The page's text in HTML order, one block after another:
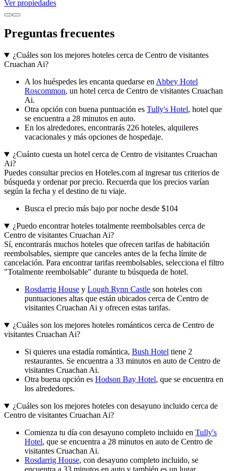
Ver propiedades
Preguntas frecuentes
¿Cuáles son los mejores hoteles cerca de Centro de visitantes
Cruachan Ai?
A los huéspedes les encanta quedarse en Abbey Hotel
Roscommon, un hotel cerca de Centro de visitantes Cruachan
Ai.
Otra opción con buena puntuación es Tully's Hotel, hotel que
se encuentra a 28 minutos en auto.
En los alrededores, encontrarás 226 hoteles, alquileres
vacacionales y más opciones de hospedaje.
¿Cuánto cuesta un hotel cerca de Centro de visitantes Cruachan
Ai?
Puedes consultar precios en Hoteles.com al ingresar tus criterios de
búsqueda y ordenar por precio. Recuerda que los precios varían
según la fecha y el destino de tu viaje.
Busca el precio más bajo por noche desde $104
¿Puedo encontrar hoteles totalmente reembolsables cerca de
Centro de visitantes Cruachan Ai?
Sí, encontrarás muchos hoteles que ofrecen tarifas de habitación
reembolsables, siempre que canceles antes de la fecha límite de
cancelación. Para encontrar tarifas reembolsables, selecciona el filtro
"Totalmente reembolsable" durante tu búsqueda de hotel.
Rosdarrig House y Lough Rynn Castle son hoteles con
puntuaciones altas que están ubicados cerca de Centro de
visitantes Cruachan Ai y ofrecen estas tarifas.
¿Cuáles son los mejores hoteles románticos cerca de Centro de
visitantes Cruachan Ai?
Si quieres una estadía romántica, Bush Hotel tiene 2
restaurantes. Se encuentra a 33 minutos en auto de Centro de
visitantes Cruachan Ai.
Otra buena opción es Hodson Bay Hotel, que se encuentra en
los alrededores.
¿Cuáles son los mejores hoteles con desayuno incluido cerca de
Centro de visitantes Cruachan Ai?
Comienza tu día con desayuno completo incluido en Tully's
Hotel, que se encuentra a 28 minutos en auto de Centro de
visitantes Cruachan Ai.
Rosdarrig House, con desayuno completo incluido, se